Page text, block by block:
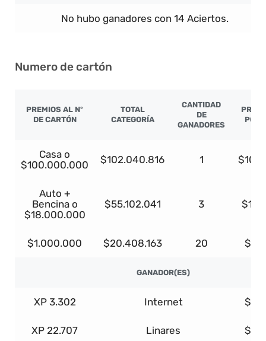
No hubo ganadores con 14 Aciertos.
Numero de cartón
PREMIOS AL Nº
DE CARTÓN
TOTAL
CATEGORÍA
CANTIDAD
DE
GANADORES
POR
Casa o
$100.000.000
$102.040.816 1
Auto +
Bencina o
$18.000.000
$55.102.041 3
$1.000.000 $20.408.163 20
GANADOR(ES)
XP 3.302 Internet
XP 22.707 Linares